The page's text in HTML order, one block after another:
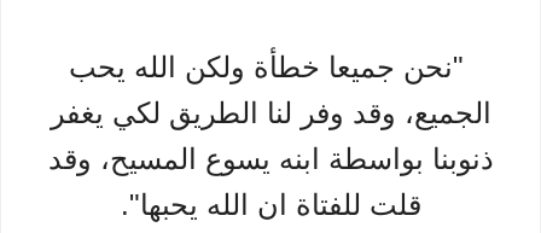
"نحن جميعا خطأة ولكن الله يحب
الجميع، وقد وفر لنا الطريق لكي يغفر
ذنوبنا بواسطة ابنه يسوع المسيح، وقد
قلت للفتاة ان الله يحبها".